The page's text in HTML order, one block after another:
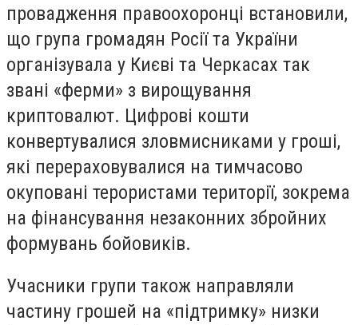
провадження правоохоронці встановили,
що група громадян Росії та України
організувала у Києві та Черкасах так
звані «ферми» з вирощування
криптовалют. Цифрові кошти
конвертувалися зловмисниками у гроші,
які перераховувалися на тимчасово
окуповані терористами території, зокрема
на фінансування незаконних збройних
формувань бойовиків.
Учасники групи також направляли
частину грошей на «підтримку» низки